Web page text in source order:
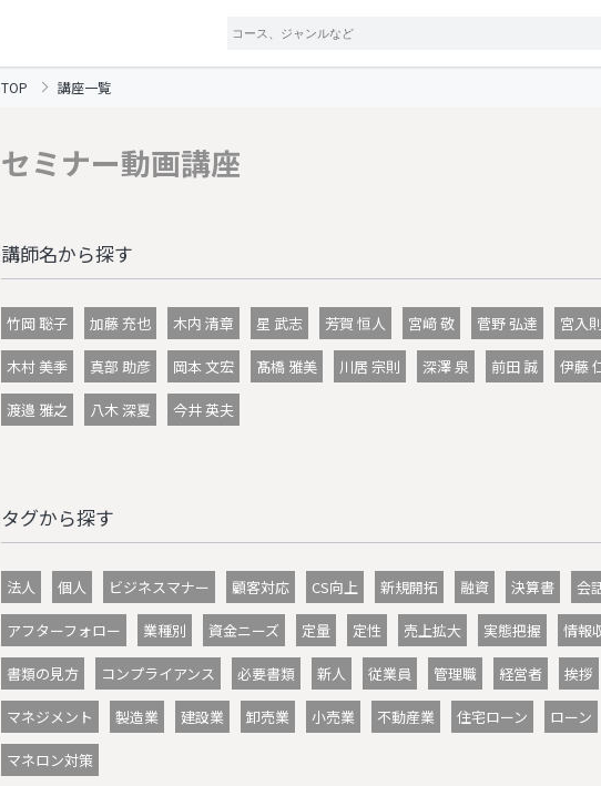
TOP 講座一覧
セミナー動画講座
講師名から探す
竹岡 聡子 加藤 充也 木内 清章 星 武志 芳賀 恒人 宮﨑 敬 菅野 弘達 宮入
木村 美季 真部 助彦 岡本 文宏 髙橋 雅美 川居 宗則 深澤 泉 前田 誠 伊藤
渡邉 雅之 八木 深夏 今井 英夫
タグから探す
法人 個人 ビジネスマナー 顧客対応 CS向上 新規開拓 融資 決算書 会
アフターフォロー 業種別 資金ニーズ 定量 定性 売上拡大 実態把握 情報
書類の見方 コンプライアンス 必要書類 新人 従業員 管理職 経営者 挨拶
マネジメント 製造業 建設業 卸売業 小売業 不動産業 住宅ローン ローン
マネロン対策